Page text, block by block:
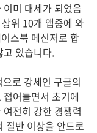
미 대세가 되었음
위 10개 앱중에 와
스북 메신저로 합
고 있습니다.
로 강세인 구글의
어들면서 초기에
전히 강한 경쟁력
절반 이상을 안드로